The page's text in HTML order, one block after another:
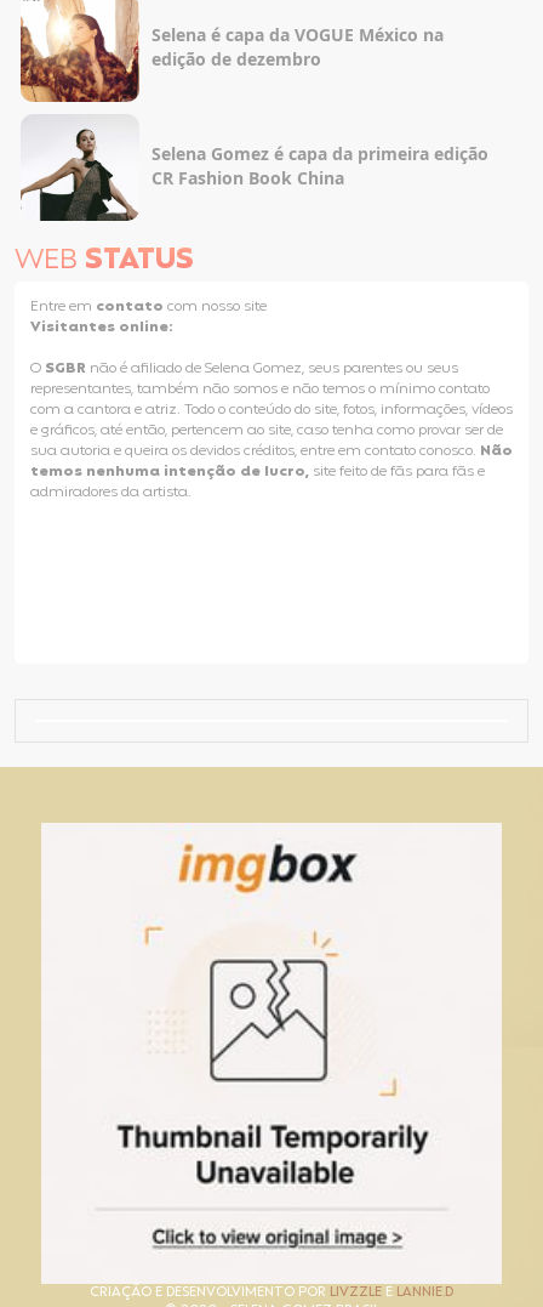
Selena é capa da VOGUE México na
edição de dezembro
Selena Gomez é capa da primeira edição
CR Fashion Book China
WEB STATUS
Entre em contato com nosso site
Visitantes online:
O SGBR não é afiliado de Selena Gomez, seus parentes ou seus
representantes, também não somos e não temos o mínimo contato
com a cantora e atriz. Todo o conteúdo do site, fotos, informações, vídeos
e gráficos, até então, pertencem ao site, caso tenha como provar ser de
sua autoria e queira os devidos créditos, entre em contato conosco. Não
temos nenhuma intenção de lucro, site feito de fãs para fãs e
admiradores da artista.
CRIAÇÃO E DESENVOLVIMENTO POR LIVZZLE E LANNIE.D